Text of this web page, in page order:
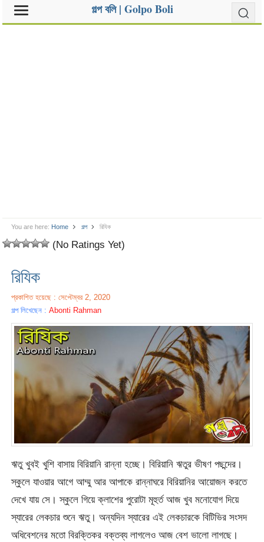
গল্প বলি | Golpo Boli
You are here: Home গল্প রিযিক
(No Ratings Yet)
রিযিক
প্রকাশিত হয়েছে : সেপ্টেম্বর 2, 2020
গল্প লিখেছেন :Abonti Rahman
ঋতু খুবই খুশি বাসায় বিরিয়ানি রান্না হচ্ছে। বিরিয়ানি ঋতুর ভীষণ পছন্দের।
স্কুলে যাওয়ার আগে আম্মু আর আপাকে রান্নাঘরে বিরিয়ানির আয়োজন করতে
দেখে যায় সে। স্কুলে গিয়ে ক্লাশের পুরোটা মূহুর্ত আজ খুব মনোযোগ দিয়ে
স্যারের লেকচার শুনে ঋতু। অন্যদিন স্যারের এই লেকচারকে বিটিভির সংসদ
অধিবেশনের মতো বিরক্তিকর বক্তব্য লাগলেও আজ বেশ ভালো লাগছে।